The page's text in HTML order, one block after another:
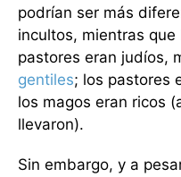
podrían ser más
incultos, mientras
pastores eran judíos,
gentiles; los pastores
los magos eran ricos
llevaron).
Sin embargo, y a